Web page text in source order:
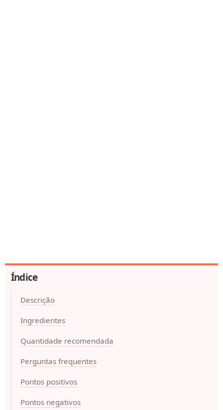
Índice
Descrição
Ingredientes
Quantidade recomendada
Perguntas frequentes
Pontos positivos
Pontos negativos